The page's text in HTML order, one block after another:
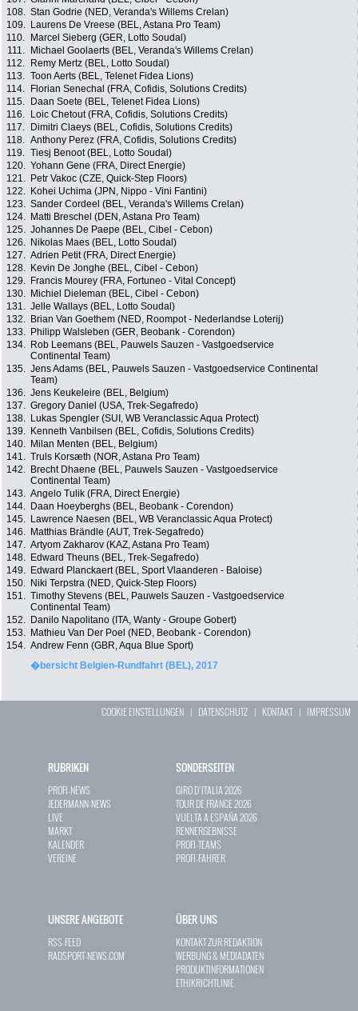
108. Stan Godrie (NED, Veranda's Willems Crelan)
109.
Laurens De Vreese (BEL, Astana Pro Team)
110.
Marcel Sieberg (GER, Lotto Soudal)
111.
Michael Goolaerts (BEL, Veranda's Willems Crelan)
112.
Remy Mertz (BEL, Lotto Soudal)
113. Toon Aerts (BEL, Telenet Fidea Lions)
114.
Florian Senechal (FRA, Cofidis, Solutions Credits)
115.
Daan Soete (BEL, Telenet Fidea Lions)
116.
Loic Chetout (FRA, Cofidis, Solutions Credits)
117.
Dimitri Claeys (BEL, Cofidis, Solutions Credits)
118. Anthony Perez (FRA, Cofidis, Solutions Credits)
119. Tiesj Benoot (BEL, Lotto Soudal)
120. Yohann Gene (FRA, Direct Energie)
121.
Petr Vakoc (CZE, Quick-Step Floors)
122.
Kohei Uchima (JPN, Nippo - Vini Fantini)
123. Sander Cordeel (BEL, Veranda's Willems Crelan)
124.
Matti Breschel (DEN, Astana Pro Team)
125. Johannes De Paepe (BEL, Cibel - Cebon)
126.
Nikolas Maes (BEL, Lotto Soudal)
127. Adrien Petit (FRA, Direct Energie)
128.
Kevin De Jonghe (BEL, Cibel - Cebon)
129.
Francis Mourey (FRA, Fortuneo - Vital Concept)
130.
Michiel Dieleman (BEL, Cibel - Cebon)
131. Jelle Wallays (BEL, Lotto Soudal)
132.
Brian Van Goethem (NED, Roompot - Nederlandse Loterij)
133.
Philipp Walsleben (GER, Beobank - Corendon)
134.
Rob Leemans (BEL, Pauwels Sauzen - Vastgoedservice
Continental Team)
135. Jens Adams (BEL, Pauwels Sauzen - Vastgoedservice Continental
Team)
136. Jens Keukeleire (BEL, Belgium)
137. Gregory Daniel (USA, Trek-Segafredo)
138.
Lukas Spengler (SUI, WB Veranclassic Aqua Protect)
139.
Kenneth Vanbilsen (BEL, Cofidis, Solutions Credits)
140.
Milan Menten (BEL, Belgium)
141. Truls Korsæth (NOR, Astana Pro Team)
142.
Brecht Dhaene (BEL, Pauwels Sauzen - Vastgoedservice
Continental Team)
143. Angelo Tulik (FRA, Direct Energie)
144.
Daan Hoeyberghs (BEL, Beobank - Corendon)
145.
Lawrence Naesen (BEL, WB Veranclassic Aqua Protect)
146.
Matthias Brändle (AUT, Trek-Segafredo)
147. Artyom Zakharov (KAZ, Astana Pro Team)
148.
Edward Theuns (BEL, Trek-Segafredo)
149.
Edward Planckaert (BEL, Sport Vlaanderen - Baloise)
150.
Niki Terpstra (NED, Quick-Step Floors)
151. Timothy Stevens (BEL, Pauwels Sauzen - Vastgoedservice
Continental Team)
152. Danilo Napolitano (ITA, Wanty - Groupe Gobert)
153.
Mathieu Van Der Poel (NED, Beobank - Corendon)
154. Andrew Fenn (GBR, Aqua Blue Sport)
�bersicht Belgien-Rundfahrt (BEL), 2017
COOKIE EINSTELLUNGEN | DATENSCHUTZ | KONTAKT| IMPRESSUM
RUBRIKEN
PROFI-NEWS
JEDERMANN-NEWS
LIVE
MARKT
KALENDER
VEREINE
SONDERSEITEN
GIRO D`ITALIA 2026
TOUR DE FRANCE 2026
VUELTA A ESPAÑA 2026
RENNERGEBNISSE
PROFI-TEAMS
PROFI-FAHRER
UNSERE ANGEBOTE
RSS-FEED
RADSPORT-NEWS.COM
ÜBER UNS
KONTAKT ZUR REDAKTION
WERBUNG & MEDIADATEN
PRODUKTINFORMATIONEN
ETHIKRICHTLINIE